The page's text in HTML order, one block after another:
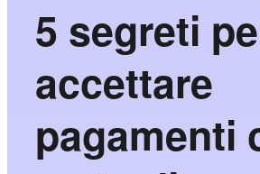
5 segreti
accettare
pagamenti